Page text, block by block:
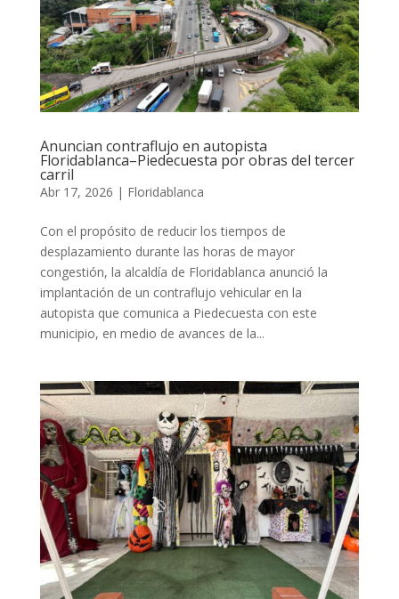
Anuncian contraflujo en autopista
Floridablanca–Piedecuesta por obras del tercer
carril
Abr 17, 2026 | Floridablanca
Con el propósito de reducir los tiempos de
desplazamiento durante las horas de mayor
congestión, la alcaldía de Floridablanca anunció la
implantación de un contraflujo vehicular en la
autopista que comunica a Piedecuesta con este
municipio, en medio de avances de la...